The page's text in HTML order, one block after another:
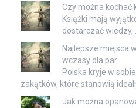
Czy można kochać
Książki mają
dostarczać wiedzy,
Najlepsze miejsca
wczasy dla par
Polska kryje w
zakątków, które stanowią
Jak można